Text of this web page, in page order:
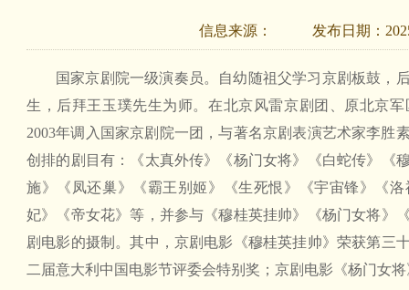
信息来源： 发布日期：
国家京剧院一级演奏员。自幼随祖父学习京剧板鼓，
生，后拜王玉璞先生为师。在北京风雷京剧团、原北京
2003年调入国家京剧院一团，与著名京剧表演艺术家李胜
创排的剧目有：《太真外传》《杨门女将》《白蛇传》《
施》《凤还巢》《霸王别姬》《生死恨》《宇宙锋》《
妃》《帝女花》等，并参与《穆桂英挂帅》《杨门女将》
剧电影的摄制。其中，京剧电影《穆桂英挂帅》荣获第三
二届意大利中国电影节评委会特别奖；京剧电影《杨门女